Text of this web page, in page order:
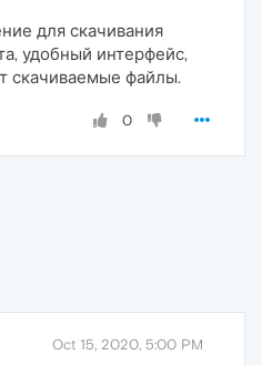
для скачивания
удобный интерфейс,
скачиваемые файлы.
0
Oct 15, 2020, 5:00 PM